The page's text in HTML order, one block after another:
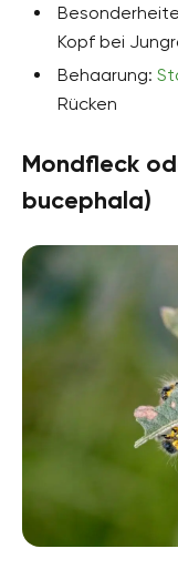
Kopf bei
Behaarung:
Rücken
Mondfleck
bucephala)